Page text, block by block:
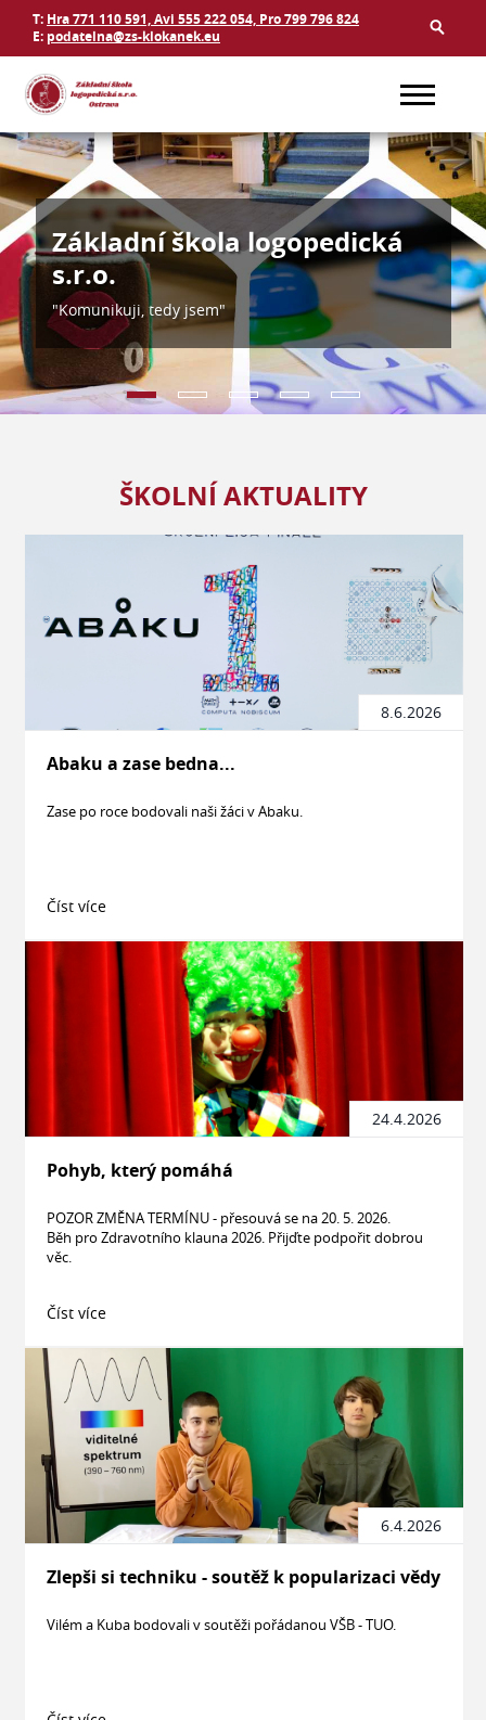
T: Hra 771 110 591, Avi 555 222 054, Pro 799 796 824
E: podatelna@zs-klokanek.eu
ŠKOLNÍ AKTUALITY
8.6.2026
Abaku a zase bedna...
Zase po roce bodovali naši žáci v Abaku.
Číst více
24.4.2026
Pohyb, který pomáhá
POZOR ZMĚNA TERMÍNU - přesouvá se na 20. 5. 2026.
Běh pro Zdravotního klauna 2026. Přijďte podpořit dobrou
věc.
Číst více
6.4.2026
Zlepši si techniku - soutěž k popularizaci vědy
Vilém a Kuba bodovali v soutěži pořádanou VŠB - TUO.